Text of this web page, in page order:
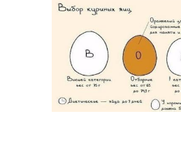
Курица в панировке
Курица с яблоками